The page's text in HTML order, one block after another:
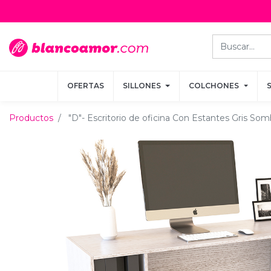
OFERTAS SILLONES COLCHONES
OFERTAS SILLONES COLCHONES
Productos "D"- Escritorio de oficina Con Estantes Gris